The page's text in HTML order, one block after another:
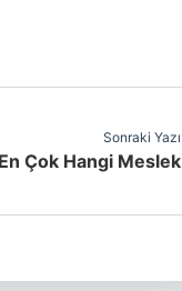
Sonraki Yazı
Çok Hangi Meslek